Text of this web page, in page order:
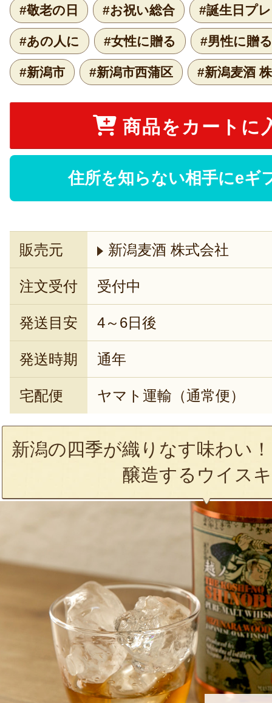
#敬老の日 #お祝い総合 #誕生日プ
#あの人に #女性に贈る #男性に贈る
#新潟市 #新潟市西蒲区 #新潟麦酒
商品をカートに
住所を知らない相手にeギ
販売元 新潟麦酒 株式会社
注文受付 受付中
発送目安 4～6日後
発送時期 通年
宅配便 ヤマト運輸（通常便）
新潟の四季が織りなす味わい
醸造するウイス